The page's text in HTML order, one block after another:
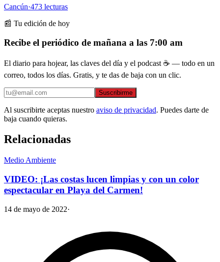
Cancún·473 lecturas
📰 Tu edición de hoy
Recibe el periódico de mañana a las 7:00 am
El diario para hojear, las claves del día y el podcast ☕ — todo en un
correo, todos los días. Gratis, y te das de baja con un clic.
Suscribirme
Al suscribirte aceptas nuestro aviso de privacidad. Puedes darte de
baja cuando quieras.
Relacionadas
Medio Ambiente
VIDEO: ¡Las costas lucen limpias y con un color
espectacular en Playa del Carmen!
14 de mayo de 2022·